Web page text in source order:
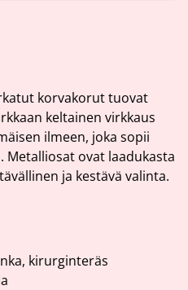
korvakorut tuovat
keltainen virkkaus
ilmeen, joka sopii
Metalliosat ovat laadukasta
ja kestävä valinta.
kirurginteräs